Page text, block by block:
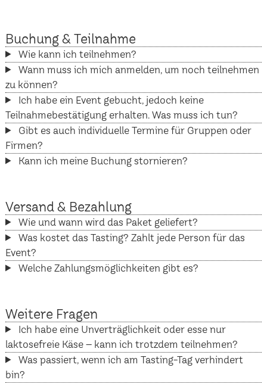
Buchung & Teilnahme
Wie kann ich teilnehmen?
Wann muss ich mich anmelden, um noch teilnehmen
zu können?
Ich habe ein Event gebucht, jedoch keine
Teilnahmebestätigung erhalten. Was muss ich tun?
Gibt es auch individuelle Termine für Gruppen oder
Firmen?
Kann ich meine Buchung stornieren?
Versand & Bezahlung
Wie und wann wird das Paket geliefert?
Was kostet das Tasting? Zahlt jede Person für das
Event?
Welche Zahlungsmöglichkeiten gibt es?
Weitere Fragen
Ich habe eine Unverträglichkeit oder esse nur
laktosefreie Käse – kann ich trotzdem teilnehmen?
Was passiert, wenn ich am Tasting-Tag verhindert
bin?